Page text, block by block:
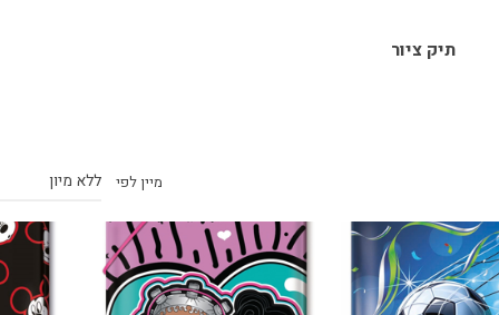
תיק ציור
מיין לפי